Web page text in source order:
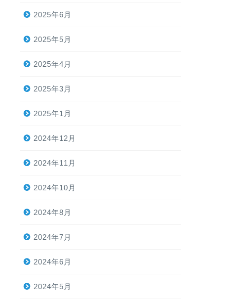
2025年6月
2025年5月
2025年4月
2025年3月
2025年1月
2024年12月
2024年11月
2024年10月
2024年8月
2024年7月
2024年6月
2024年5月